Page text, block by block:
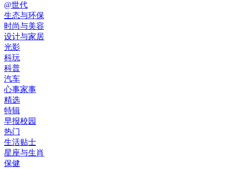
@世代
生态与环保
时尚与美容
设计与家居
光影
科玩
科普
汽车
心事家事
精选
特辑
早报校园
热门
生活贴士
星座与生肖
保健